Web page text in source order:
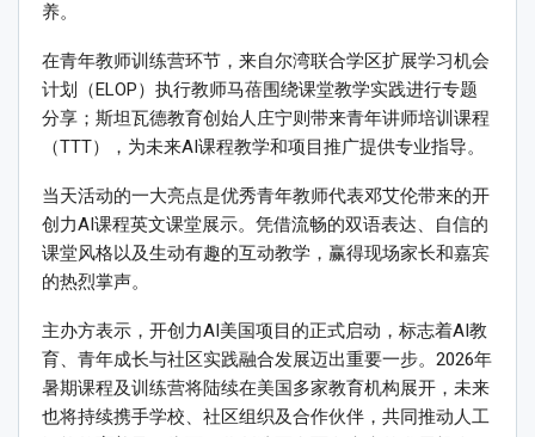
养。
在青年教师训练营环节，来自尔湾联合学区扩展学习机会
计划（ELOP）执行教师马蓓围绕课堂教学实践进行专题
分享；斯坦瓦德教育创始人庄宁则带来青年讲师培训课程
（TTT），为未来AI课程教学和项目推广提供专业指导。
当天活动的一大亮点是优秀青年教师代表邓艾伦带来的开
创力AI课程英文课堂展示。凭借流畅的双语表达、自信的
课堂风格以及生动有趣的互动教学，赢得现场家长和嘉宾
的热烈掌声。
主办方表示，开创力AI美国项目的正式启动，标志着AI教
育、青年成长与社区实践融合发展迈出重要一步。2026年
暑期课程及训练营将陆续在美国多家教育机构展开，未来
也将持续携手学校、社区组织及合作伙伴，共同推动人工